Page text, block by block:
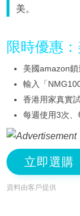
美。
限時優惠
美國amazon
輸入「
香港用家真實
每週使用3次
立即選購
資料由客戶提供